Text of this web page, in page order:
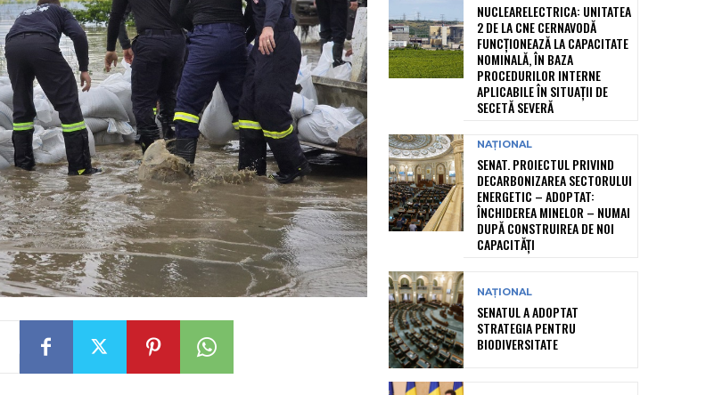
NUCLEARELECTRICA: UNITATEA
2 DE LA CNE CERNAVODĂ
FUNCȚIONEAZĂ LA CAPACITATE
NOMINALĂ, ÎN BAZA
PROCEDURILOR INTERNE
APLICABILE ÎN SITUAȚII DE
SECETĂ SEVERĂ
NAȚIONAL
SENAT. PROIECTUL PRIVIND
DECARBONIZAREA SECTORULUI
ENERGETIC – ADOPTAT:
ÎNCHIDEREA MINELOR – NUMAI
DUPĂ CONSTRUIREA DE NOI
CAPACITĂȚI
NAȚIONAL
SENATUL A ADOPTAT
STRATEGIA PENTRU
BIODIVERSITATE